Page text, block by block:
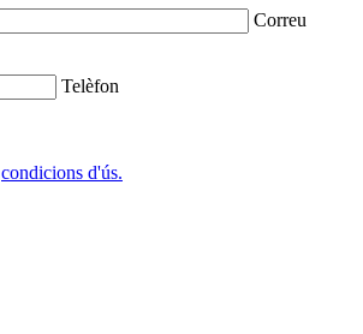
Correu
Telèfon
condicions d'ús.